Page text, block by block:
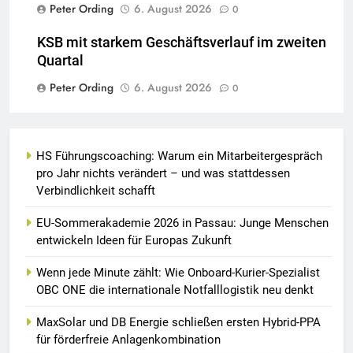
Peter Ording
6. August 2026 0
KSB mit starkem Geschäftsverlauf im zweiten
Quartal
Peter Ording
6. August 2026 0
HS Führungscoaching: Warum ein Mitarbeitergespräch
pro Jahr nichts verändert – und was stattdessen
Verbindlichkeit schafft
EU-Sommerakademie 2026 in Passau: Junge Menschen
entwickeln Ideen für Europas Zukunft
Wenn jede Minute zählt: Wie Onboard-Kurier-Spezialist
OBC ONE die internationale Notfalllogistik neu denkt
MaxSolar und DB Energie schließen ersten Hybrid-PPA
für förderfreie Anlagenkombination